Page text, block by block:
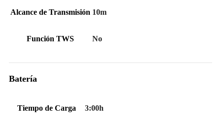
Alcance de Transmisión 10m
Función TWS No
Batería
Tiempo de Carga 3:00h